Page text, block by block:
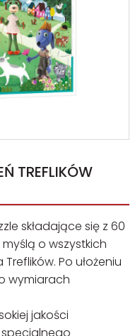
TREFLIKÓW
składające się z 60
o wszystkich
Po ułożeniu
wymiarach
jakości